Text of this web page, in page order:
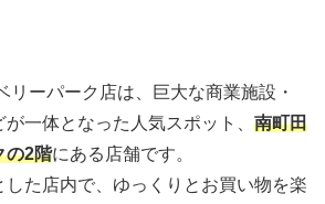
リーパーク店は、巨大な商業施設・
一体となった人気スポット、 南町田
の2階にある店舗です。
した店内で、ゆっくりとお買い物を楽